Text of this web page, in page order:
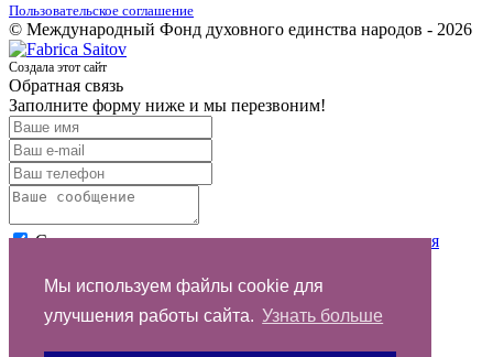
Мы используем файлы cookie для
улучшения работы сайта. Узнать больше
Пользовательское соглашение
© Международный Фонд духовного единства народов - 2026
Создала этот сайт
Обратная связь
Заполните форму ниже и мы перезвоним!
Согласен с условиямипользовательского соглашения
Спасибо за обращение